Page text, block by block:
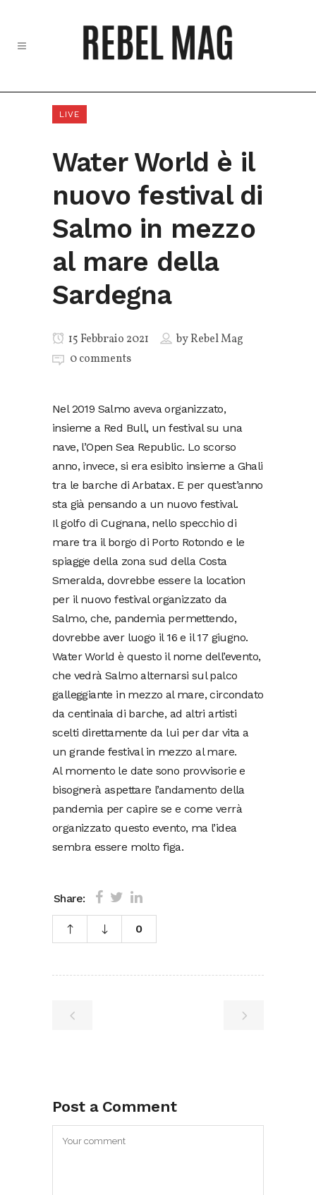
LIVE
Water World è il
nuovo festival di
Salmo in mezzo
al mare della
Sardegna
15 Febbraio 2021 byRebel Mag
0 comments
Nel 2019 Salmo aveva organizzato,
insieme a Red Bull, un festival su una
nave, l’Open Sea Republic. Lo scorso
anno, invece, si era esibito insieme a Ghali
tra le barche di Arbatax. E per quest’anno
sta già pensando a un nuovo festival.
Il golfo di Cugnana, nello specchio di
mare tra il borgo di Porto Rotondo e le
spiagge della zona sud della Costa
Smeralda, dovrebbe essere la location
per il nuovo festival organizzato da
Salmo, che, pandemia permettendo,
dovrebbe aver luogo il 16 e il 17 giugno.
Water World è questo il nome dell’evento,
che vedrà Salmo alternarsi sul palco
galleggiante in mezzo al mare, circondato
da centinaia di barche, ad altri artisti
scelti direttamente da lui per dar vita a
un grande festival in mezzo al mare.
Al momento le date sono provvisorie e
bisognerà aspettare l’andamento della
pandemia per capire se e come verrà
organizzato questo evento, ma l’idea
sembra essere molto figa.
Share:
0
Post a Comment